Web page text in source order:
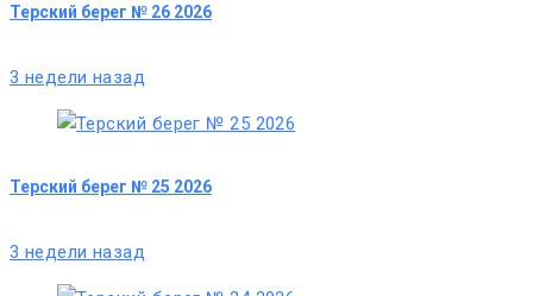
Терский берег № 26 2026
3 недели назад
Терский берег № 25 2026
3 недели назад